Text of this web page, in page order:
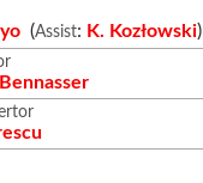
(Assist: K. Kozłowski)